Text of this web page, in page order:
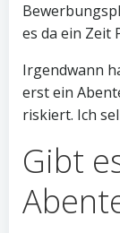
es da ein Zeit
Irgendwann
erst ein
riskiert. Ich
Gibt